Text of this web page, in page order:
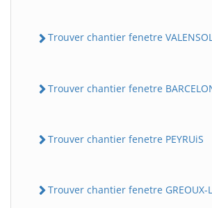
Trouver chantier fenetre
Trouver chantier fenetre
Trouver chantier fenetre PEYRUiS
Trouver chantier fenetre GREOUX-